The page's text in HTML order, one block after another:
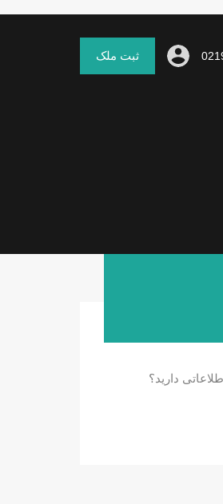
ثبت ملک
دارید؟